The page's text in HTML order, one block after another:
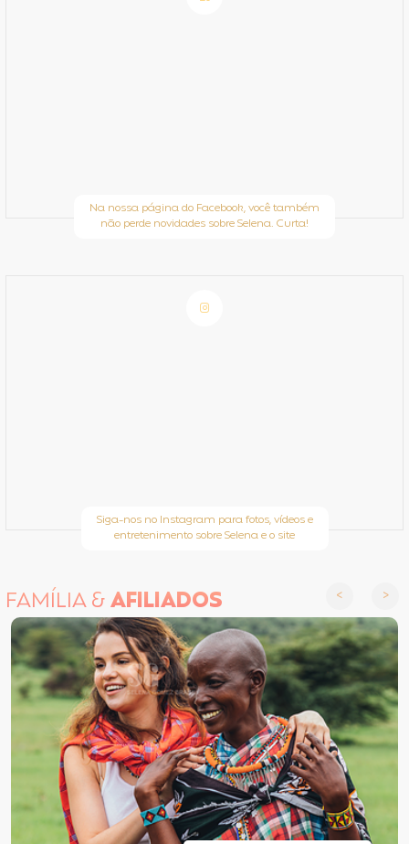
Na nossa página do Facebook, você também
não perde novidades sobre Selena. Curta!
Siga-nos no Instagram para fotos, vídeos e
entretenimento sobre Selena e o site
FAMÍLIA &AFILIADOS